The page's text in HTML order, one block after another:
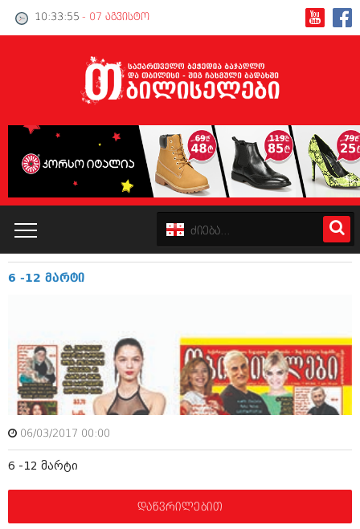
10:33:56 - 07 აგვისტო
პოლიტიკა
ინტერვიუები
საზოგადოება
კატალოგი
ინტერვიუები
ამბები
საზოგადოება
მოდი, ვილაპარაკოთ
6 -12 მარტი
06/03/2017 00:00
6 -12 მარტი
დაწვრილებით